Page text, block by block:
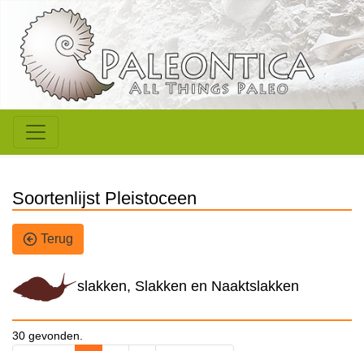
Soortenlijst Pleistoceen
Terug
slakken, Slakken en Naaktslakken
30 gevonden.